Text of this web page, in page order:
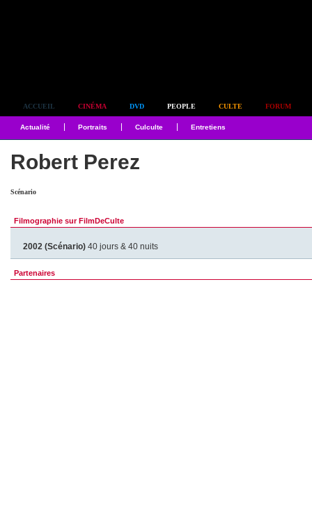
ACCUEIL CINÉMA DVD PEOPLE CULTE FORUM
Actualité Portraits Culculte Entretiens
Robert Perez
Scénario
Filmographie sur FilmDeCulte
2002 (Scénario) 40 jours & 40 nuits
Partenaires